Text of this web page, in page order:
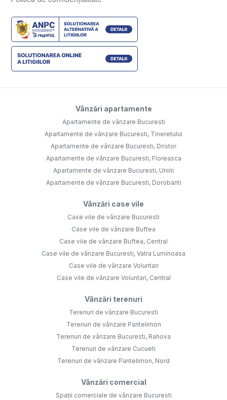
Vânzări apartamente
Apartamente de vânzare Bucuresti
Apartamente de vânzare Bucuresti, Tineretului
Apartamente de vânzare Bucuresti, Dristor
Apartamente de vânzare Bucuresti, Floreasca
Apartamente de vânzare Bucuresti, Unirii
Apartamente de vânzare Bucuresti, Dorobanti
Vânzări case vile
Case vile de vânzare Bucuresti
Case vile de vânzare Buftea
Case vile de vânzare Buftea, Central
Case vile de vânzare Bucuresti, Vatra Luminoasa
Case vile de vânzare Voluntari
Case vile de vânzare Voluntari, Central
Vânzări terenuri
Terenuri de vânzare Bucuresti
Terenuri de vânzare Pantelimon
Terenuri de vânzare Bucuresti, Rahova
Terenuri de vânzare Cucueti
Terenuri de vânzare Pantelimon, Nord
Vânzări comercial
Spații comerciale de vânzare Bucuresti